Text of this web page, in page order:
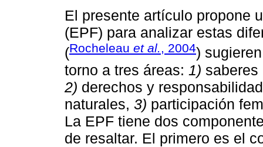
El presente artículo propone
(EPF) para analizar estas
(Rocheleau et al., 2004)
torno a tres áreas: 1) saberes
2) derechos y
naturales, 3) participación
La EPF tiene dos
de resaltar. El primero es el